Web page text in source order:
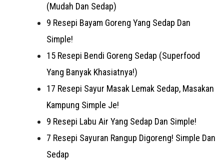
(Mudah Dan Sedap)
9 Resepi Bayam Goreng Yang Sedap Dan
Simple!
15 Resepi Bendi Goreng Sedap (Superfood
Yang Banyak Khasiatnya!)
17 Resepi Sayur Masak Lemak Sedap, Masakan
Kampung Simple Je!
9 Resepi Labu Air Yang Sedap Dan Simple!
7 Resepi Sayuran Rangup Digoreng! Simple Dan
Sedap